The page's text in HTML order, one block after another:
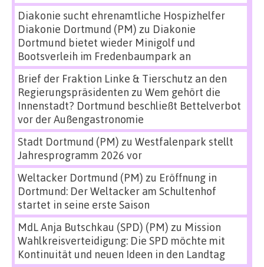
Diakonie sucht ehrenamtliche Hospizhelfer
Diakonie Dortmund (PM) zu Diakonie
Dortmund bietet wieder Minigolf und
Bootsverleih im Fredenbaumpark an
Brief der Fraktion Linke & Tierschutz an den
Regierungspräsidenten zu Wem gehört die
Innenstadt? Dortmund beschließt Bettelverbot
vor der Außengastronomie
Stadt Dortmund (PM) zu Westfalenpark stellt
Jahresprogramm 2026 vor
Weltacker Dortmund (PM) zu Eröffnung in
Dortmund: Der Weltacker am Schultenhof
startet in seine erste Saison
MdL Anja Butschkau (SPD) (PM) zu Mission
Wahlkreisverteidigung: Die SPD möchte mit
Kontinuität und neuen Ideen in den Landtag